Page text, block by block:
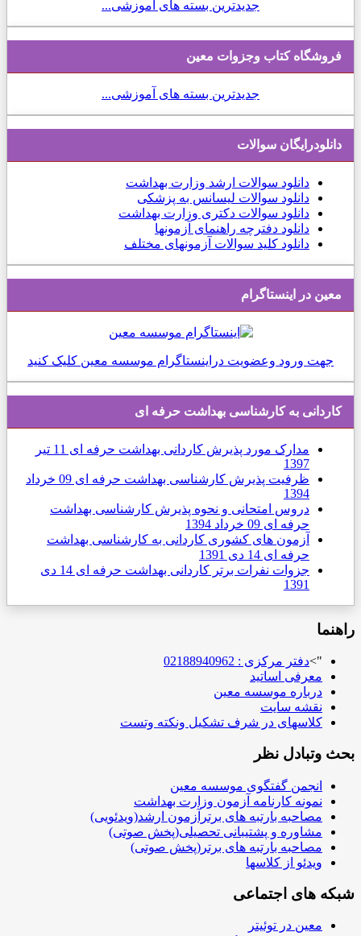
جدیدترین بسته های آموزشی...
فروشگاه کتاب وجزوات معین
جدیدترین بسته های آموزشی...
دانلودرایگان سوالات
دانلود سوالات ارشد وزارت بهداشت
دانلود سوالات لیسانس به پزشکی
دانلود سوالات دکتری وزارت بهداشت
دانلود دفترچه راهنمای آزمونها
دانلود کلید سوالات آزمونهای مختلف
معین در اینستاگرام
جهت ورود وعضویت دراینستاگرام موسسه معین کلیک کنید
كاردانی به كارشناسی بهداشت حرفه ای
مدارک مورد پذیرش کاردانی بهداشت حرفه ای
11 تیر
1397
ظرفیت پذیرش کارشناسی بهداشت حرفه ای
09 خرداد
1394
دروس امتحانی و نحوه پذیرش کارشناسی بهداشت
حرفه ای 09 خرداد 1394
آزمون های كشوری کاردانی به کارشناسی بهداشت
حرفه ای 14 دی 1391
جزوات نفرات برتر کاردانی بهداشت حرفه ای
14 دی
1391
راهنما
">دفتر مرکزی : 02188940962
معرفی اساتید
درباره موسسه معین
نقشه سایت
کلاسهای در شرف تشکیل ونکته وتست
بحث وتبادل نظر
انجمن گفتگوی موسسه معین
نمونه کارنامه آزمون وزارت بهداشت
مصاحبه بارتبه های برترآزمون ارشد(ویدئویی)
مشاوره و پشتیبانی تحصیلی(پخش صوتی)
مصاحبه بارتبه های برتر(پخش صوتی)
ویدئو از کلاسها
شبکه های اجتماعی
معین در توئیتر